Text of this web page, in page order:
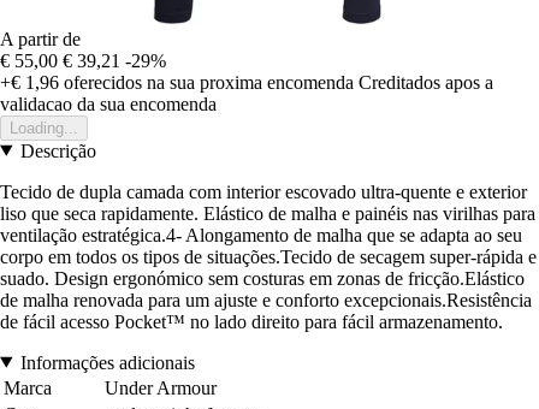
A partir de
€ 55,00 € 39,21 -29%
+€ 1,96 oferecidos na sua proxima encomenda Creditados apos a
validacao da sua encomenda
Loading...
Descrição
Tecido de dupla camada com interior escovado ultra-quente e exterior
liso que seca rapidamente. Elástico de malha e painéis nas virilhas para
ventilação estratégica.4- Alongamento de malha que se adapta ao seu
corpo em todos os tipos de situações.Tecido de secagem super-rápida e
suado. Design ergonómico sem costuras em zonas de fricção.Elástico
de malha renovada para um ajuste e conforto excepcionais.Resistência
de fácil acesso Pocket™ no lado direito para fácil armazenamento.
Informações adicionais
Marca
Under Armour